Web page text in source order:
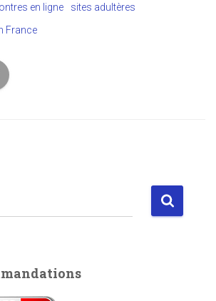
en ligne
sites adultères
France